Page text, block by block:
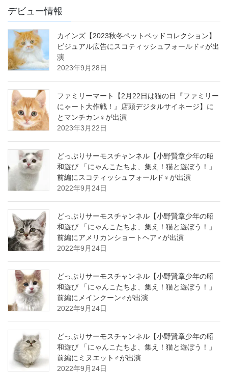
デビュー情報
カインズ【2023秋冬ペットベッドコレクション】
ビジュアル広告にスコティッシュフォールド♂が出
演
2023年9月28日
ファミリーマート【2月22日は猫の日『ファミリー
にゃート大作戦！』店頭デジタルサイネージ】に
とマンチカン♀が出演
2023年3月22日
どっぷりサーモスチャンネル【小野賢章少年の昭
和遊び 「にゃんこたちよ、集え！猫と遊ぼう！」
前編にスコティッシュフォールド♀が出演
2022年9月24日
どっぷりサーモスチャンネル【小野賢章少年の昭
和遊び 「にゃんこたちよ、集え！猫と遊ぼう！」
前編にアメリカンショートヘア♂が出演
2022年9月24日
どっぷりサーモスチャンネル【小野賢章少年の昭
和遊び 「にゃんこたちよ、集え！猫と遊ぼう！」
前編にメインクーン♂が出演
2022年9月24日
どっぷりサーモスチャンネル【小野賢章少年の昭
和遊び 「にゃんこたちよ、集え！猫と遊ぼう！」
前編にミヌエット♂が出演
2022年9月24日